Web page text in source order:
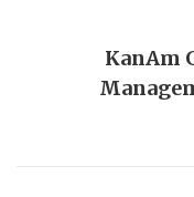
KanAm